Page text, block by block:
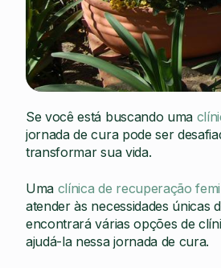
Se você está buscando uma
jornada de cura pode ser
transformar sua vida.
Uma clínica de recuperação
atender às necessidades únicas
encontrará várias opções de
ajudá-la nessa jornada de cura.